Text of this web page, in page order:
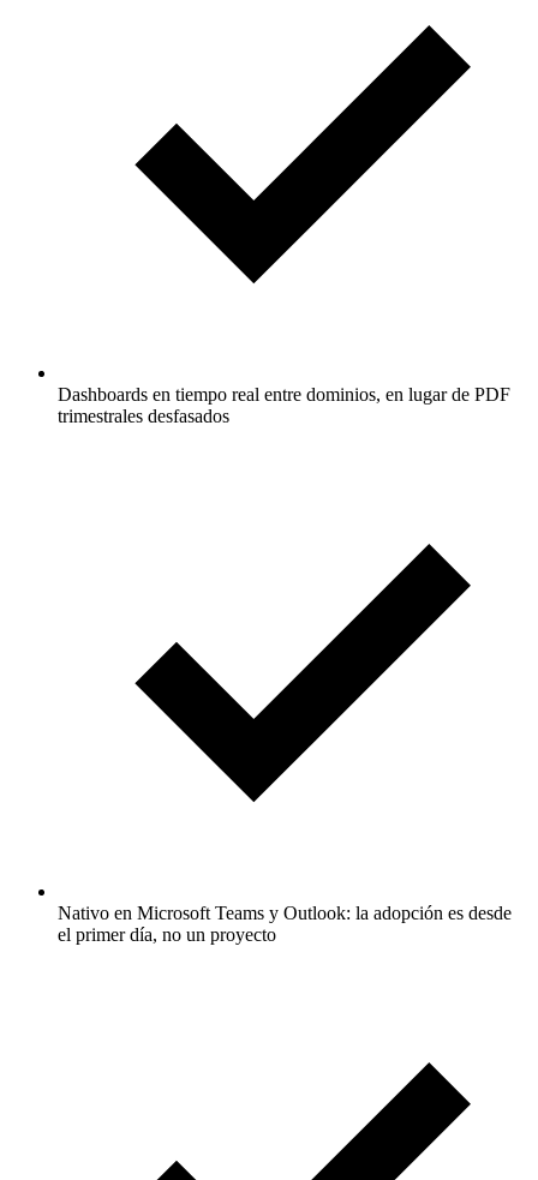
Dashboards en tiempo real entre dominios, en lugar de PDF
trimestrales desfasados
Nativo en Microsoft Teams y Outlook: la adopción es desde
el primer día, no un proyecto